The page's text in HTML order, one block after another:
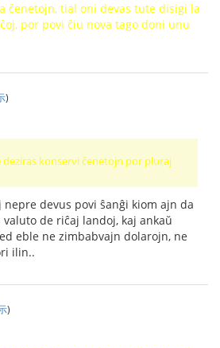
ĉenetojn, tial oni devas tute disigi la
por povi ĉiu nova tago doni unu
)
konservi ĉenetojn por pluraj
devus povi ŝanĝi kiom ajn da
de riĉaj landoj, kaj ankaŭ
eble ne zimbabvajn dolarojn, ne
ilin..
)